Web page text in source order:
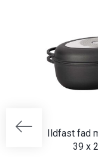
Ildfast fad
39 x